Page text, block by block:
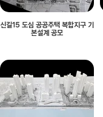
신길15 도심 공공주택 복합지구 기
본설계 공모